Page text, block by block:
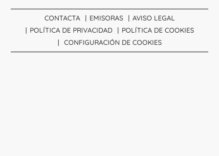
CONTACTA EMISORAS
AVISO LEGAL
POLÍTICA DE PRIVACIDAD
POLÍTICA DE COOKIES
CONFIGURACIÓN DE COOKIES